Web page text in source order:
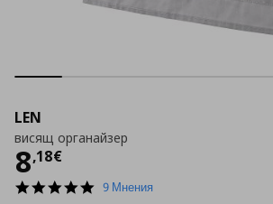
LEN
висящ органайзер
8,18€
Цена
4.8
9 Мнения